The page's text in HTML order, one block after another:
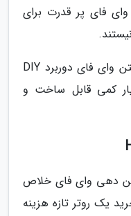
فای پر قدرت برای
در این مطلب می خواهیم به 10 آنتن وای فای دوربرد DIY
کمی قابل ساخت و
دهی وای فای خلاص
یک روتر تازه هزینه